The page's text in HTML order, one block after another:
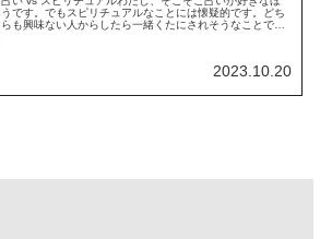
うです。でもスピリチュアルなことには懐疑的です。どち
らも興味ない人からしたら一緒くたにされそうなことです
2023.10.20